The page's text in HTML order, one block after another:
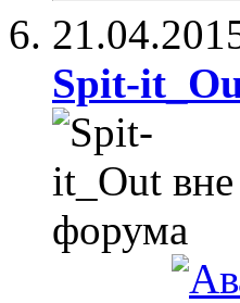
Spit-